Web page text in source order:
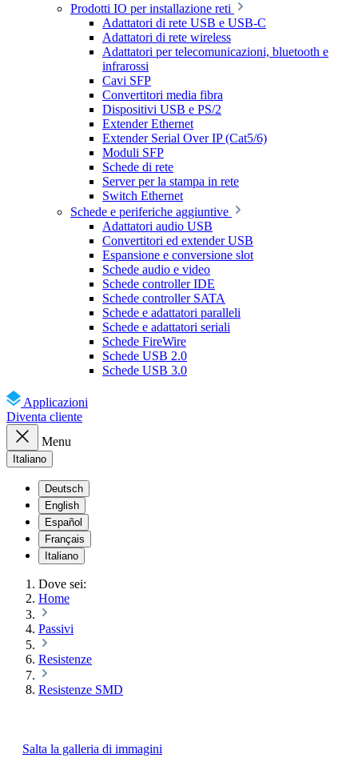
Prodotti IO per installazione reti
Adattatori di rete USB e USB-C
Adattatori di rete wireless
Adattatori per telecomunicazioni, bluetooth e
infrarossi
Cavi SFP
Convertitori media fibra
Dispositivi USB e PS/2
Extender Ethernet
Extender Serial Over IP (Cat5/6)
Moduli SFP
Schede di rete
Server per la stampa in rete
Switch Ethernet
Schede e periferiche aggiuntive
Adattatori audio USB
Convertitori ed extender USB
Espansione e conversione slot
Schede audio e video
Schede controller IDE
Schede controller SATA
Schede e adattatori paralleli
Schede e adattatori seriali
Schede FireWire
Schede USB 2.0
Schede USB 3.0
Applicazioni
Diventa cliente
Menu
Italiano
Deutsch
English
Español
Français
Italiano
Dove sei:
Home
Passivi
Resistenze
Resistenze SMD
Salta la galleria di immagini